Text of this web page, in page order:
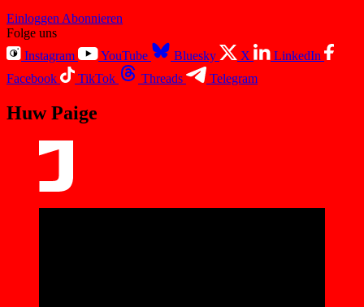
Einloggen Abonnieren
Folge uns
Instagram
YouTube Bluesky X
LinkedIn
Facebook
TikTok Threads Telegram
Huw Paige